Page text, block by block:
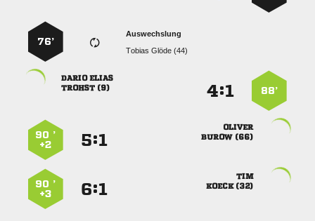
Auswechslung
  
76’
88’
:
 
 

 
:
90 ’
+2

 
:
90 ’
+3